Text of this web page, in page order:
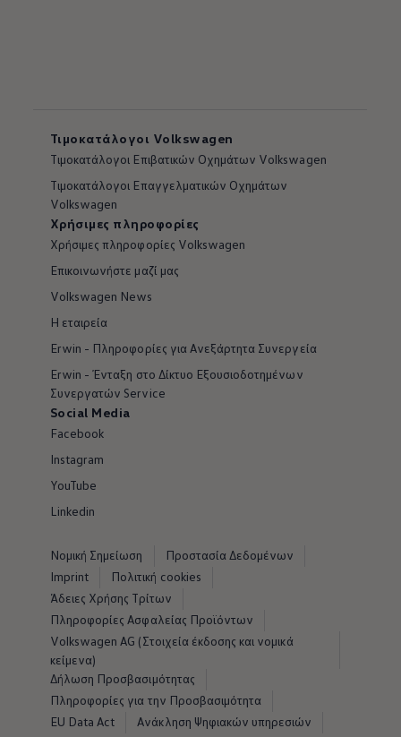
Τιμοκατάλογοι Volkswagen
Tιμοκατάλογοι Επιβατικών Οχημάτων Volkswagen
Tιμοκατάλογοι Επαγγελματικών Οχημάτων
Volkswagen
Χρήσιμες πληροφορίες
Χρήσιμες πληροφορίες Volkswagen
Επικοινωνήστε μαζί μας
Volkswagen News
Η εταιρεία
Erwin - Πληροφορίες για Ανεξάρτητα Συνεργεία
Erwin - Ένταξη στο Δίκτυο Εξουσιοδοτημένων
Συνεργατών Service
Social Media
Facebook
Instagram
YouTube
Linkedin
Νομική Σημείωση
Προστασία Δεδομένων
Imprint
Πολιτική cookies
Άδειες Χρήσης Τρίτων
Πληροφορίες Ασφαλείας Προϊόντων
Volkswagen AG (Στοιχεία έκδοσης και νομικά
κείμενα)
Δήλωση Προσβασιμότητας
Πληροφορίες για την Προσβασιμότητα
EU Data Act
Ανάκληση Ψηφιακών υπηρεσιών